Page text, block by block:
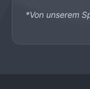
*Von unserem